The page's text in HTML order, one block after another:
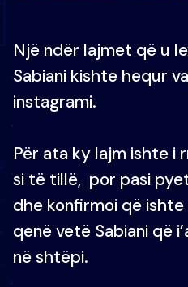
Një ndër lajmet që u
Sabiani kishte hequr
instagrami.
Për ata ky lajm ishte i
si të tillë, por pasi
dhe konfirmoi që
qenë vetë Sabiani që
në shtëpi.